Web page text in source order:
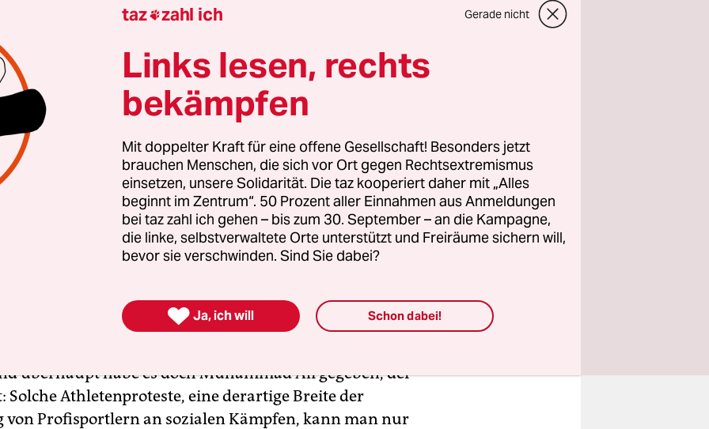
wenn sich ein Profikicker, der sich von zunehmender
und Rassismus bedroht sieht, gegen freien Zugang zu
ausspricht? Die Frage hatten sich zu Wochenbeginn die
der Major League Soccer (MLS) in den USA zu stellen.
Bedoya von Philadelphia Union bestraft werden, weil
dem ersten Treffer zum 5:1-Sieg über DC United ein
und rief: „Hey, Kongress, macht etwas! Stoppt die
Um es kurz zu machen: Die MLS entschied, dass
bestraft wird. Und dank großer Fanunterstützung wurde
noch „Spieler der Woche“.
Erklärung greift, das seien eben die USA, hier habe es
gekniet, im Tennis Billie Jean King für Frauenrechte
Basketball Kareem Abdul-Jabbar Haltung bewiesen, in
überhaupt habe es doch Muhammad Ali gegeben, der
Solche Athletenproteste, eine derartige Breite der
von Profisportlern an sozialen Kämpfen, kann man nur
taz zahl ich Gerade nicht
Links lesen, rechts
bekämpfen
Mit doppelter Kraft für eine offene Gesellschaft! Besonders jetzt
brauchen Menschen, die sich vor Ort gegen Rechtsextremismus
einsetzen, unsere Solidarität. Die taz kooperiert daher mit „Alles
beginnt im Zentrum“. 50 Prozent aller Einnahmen aus Anmeldungen
bei taz zahl ich gehen – bis zum 30. September – an die Kampagne,
die linke, selbstverwaltete Orte unterstützt und Freiräume sichern will,
bevor sie verschwinden. Sind Sie dabei?
 Ja, ich will Schon dabei!